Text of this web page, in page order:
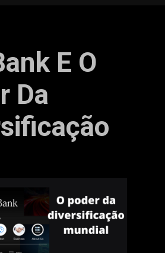
E O
Da